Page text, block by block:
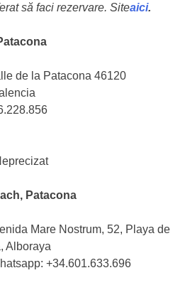
să faci rezervare. Siteaici.
de la Patacona 46120
Patacona
Mare Nostrum, 52, Playa de
Alboraya
+34.601.633.696